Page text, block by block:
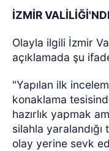
İZMİR
Olayla ilgili İzmir
açıklamada şu
"Yapılan ilk
konaklama
hazırlık yapmak
silahla yaralandığı
olay yerine sevk